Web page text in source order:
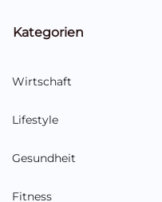
Kategorien
Wirtschaft
Lifestyle
Gesundheit
Fitness